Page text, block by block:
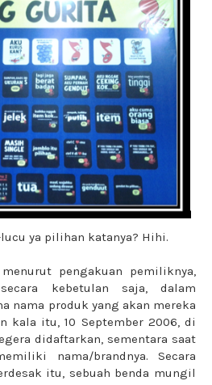
ya pilihan katanya? Hihi.
menurut pengakuan pemiliknya,
kebetulan saja, dalam
nama produk yang akan mereka
kala itu, 10 September 2006, di
didaftarkan, sementara saat
nama/brandnya. Secara
itu, sebuah benda mungil